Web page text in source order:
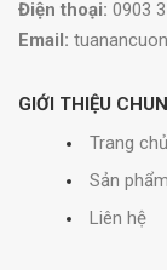
Điện thoại: 0903
Email:
GIỚI THIỆU
Trang chủ
Sản phẩm
Liên hệ